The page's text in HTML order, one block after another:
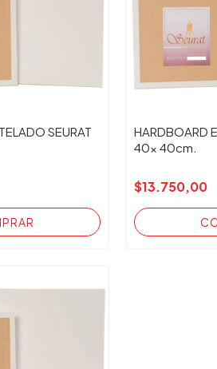
SEURAT
HARDBOARD
40x 40cm.
$13.750,00